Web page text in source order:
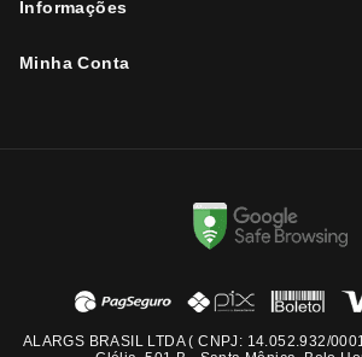
Informações
Minha Conta
ALARGS BRASIL LTDA ( CNPJ: 14.052.932/